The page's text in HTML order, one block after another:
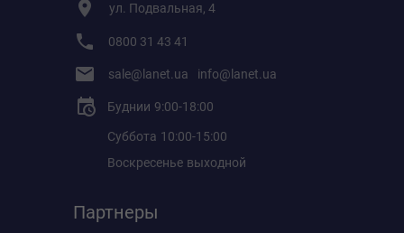
ул. Подвальная, 4
0800 31 43 41
sale@lanet.ua info@lanet.ua
Буднии 9:00-18:00
Суббота 10:00-15:00
Воскресенье выходной
Партнеры